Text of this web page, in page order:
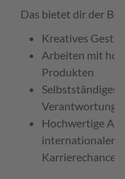
Das bietet dir der
Kreatives
Arbeiten mit
Produkten
Selbstständiges
Verantwortung
Hochwertige
internationalen
Karrierechancen